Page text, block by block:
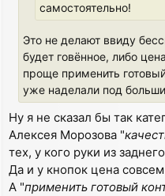
самостоятельно!
Это не делают ввиду
будет говённое, либо
проще применить
уже наделали под
Ну я не сказал бы так
Алексея Морозова "
тех, у кого руки из
Да и у кнопок цена
А "применить готовый